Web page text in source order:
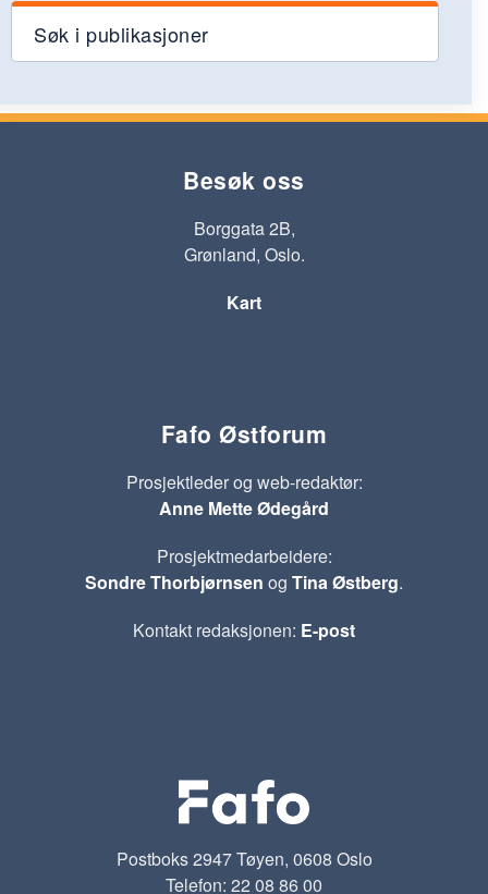
Søk i publikasjoner
Besøk oss
Borggata 2B,
Grønland, Oslo.
Kart
Fafo Østforum
Prosjektleder og web-redaktør:
Anne Mette Ødegård
Prosjektmedarbeidere:
Sondre Thorbjørnsen og Tina Østberg.
Kontakt redaksjonen: E-post
Postboks 2947 Tøyen, 0608 Oslo
Telefon: 22 08 86 00